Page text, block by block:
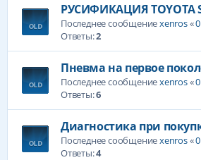
РУСИФИКАЦИЯ TOYOTA
Последнее сообщениеxenros«
Ответы:2
Пневма на первое
Последнее сообщениеxenros«
Ответы:6
Диагностика при
Последнее сообщениеxenros«
Ответы:4